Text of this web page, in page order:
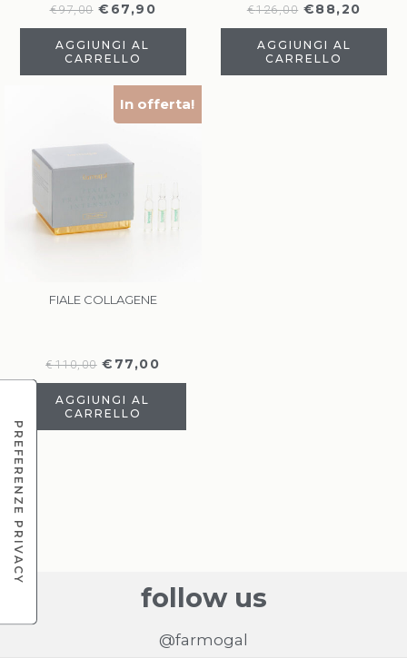
€97,00 € 67,90
AGGIUNGI AL
CARRELLO
€126,00 €88,20
AGGIUNGI AL
CARRELLO
In offerta!
FIALE COLLAGENE
€110,00 € 77,00
AGGIUNGI AL
CARRELLO
follow us
@farmogal